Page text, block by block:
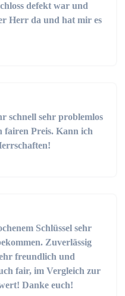
defekt war und
Herr da und hat mir es
schnell sehr problemlos
Preis. Kann ich
Schlüssel sehr
Zuverlässig
freundlich und
fair, im Vergleich zur
Danke euch!